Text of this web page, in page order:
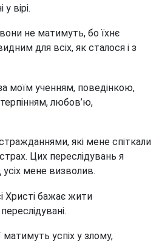
вірі.
не матимуть, бо їхнє
для всіх, як сталося і з
моїм ученням, поведінкою,
любов’ю,
які мене спіткали
Цих переслідувань я
усіх мене визволив.
Христі бажає жити
матимуть успіх у злому,